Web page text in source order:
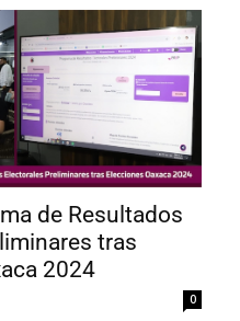
de Resultados
tras
2024
0